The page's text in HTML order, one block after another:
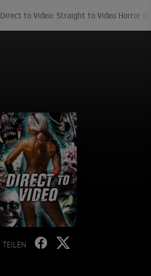
Direct to Video: Straight to Video Horror
TEILEN